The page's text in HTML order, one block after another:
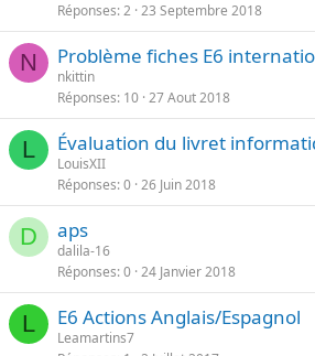
Réponses 2 23 Septembre 2018
N Problème fiches E6
nkittin
Réponses 10 27 Aout 2018
L Évaluation du livret
LouisXII
Réponses 0 26 Juin 2018
D aps
dalila-16
Réponses 0 24 Janvier 2018
L E6 Actions Anglais/Espagnol
Leamartins7